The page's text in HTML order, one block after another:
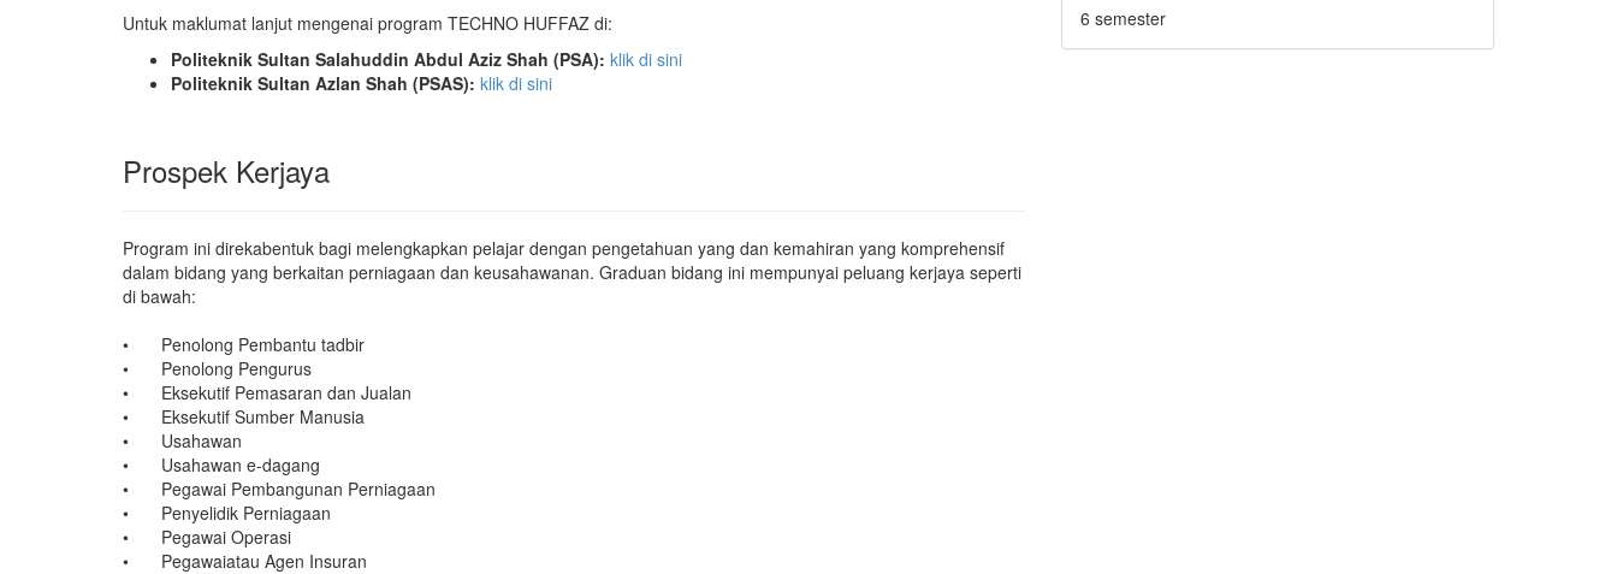
Untuk maklumat lanjut mengenai program TECHNO HUFFAZ di:
Politeknik Sultan Salahuddin Abdul Aziz Shah (PSA): klik di sini
Politeknik Sultan Azlan Shah (PSAS): klik di sini
Prospek Kerjaya
Program ini direkabentuk bagi melengkapkan pelajar dengan pengetahuan yang dan kemahiran yang komprehensif
dalam bidang yang berkaitan perniagaan dan keusahawanan. Graduan bidang ini mempunyai peluang kerjaya seperti
di bawah:
•
Penolong Pembantu tadbir
•
Penolong Pengurus
•
Eksekutif Pemasaran dan Jualan
•
Eksekutif Sumber Manusia
•
Usahawan
•
Usahawan e-dagang
•
Pegawai Pembangunan Perniagaan
•
Penyelidik Perniagaan
•
Pegawai Operasi
•
Pegawaiatau Agen Insuran
6 semester